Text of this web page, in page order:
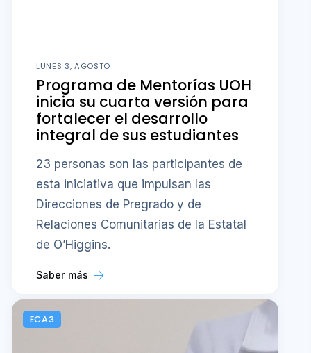
LUNES 3, AGOSTO
Programa de Mentorías UOH
inicia su cuarta versión para
fortalecer el desarrollo
integral de sus estudiantes
23 personas son las participantes de
esta iniciativa que impulsan las
Direcciones de Pregrado y de
Relaciones Comunitarias de la Estatal
de O’Higgins.
Saber más
ECA3